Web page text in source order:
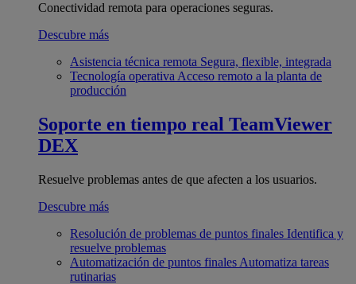
Conectividad remota para operaciones seguras.
Descubre más
Asistencia técnica remota Segura, flexible, integrada
Tecnología operativa Acceso remoto a la planta de
producción
Soporte en tiempo real TeamViewer
DEX
Resuelve problemas antes de que afecten a los usuarios.
Descubre más
Resolución de problemas de puntos finales Identifica y
resuelve problemas
Automatización de puntos finales Automatiza tareas
rutinarias